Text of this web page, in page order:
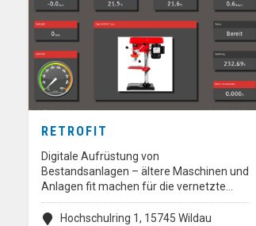
RETROFIT
Digitale Aufrüstung von
Bestandsanlagen – ältere Maschinen und
Anlagen fit machen für die vernetzte…
Hochschulring 1, 15745 Wildau